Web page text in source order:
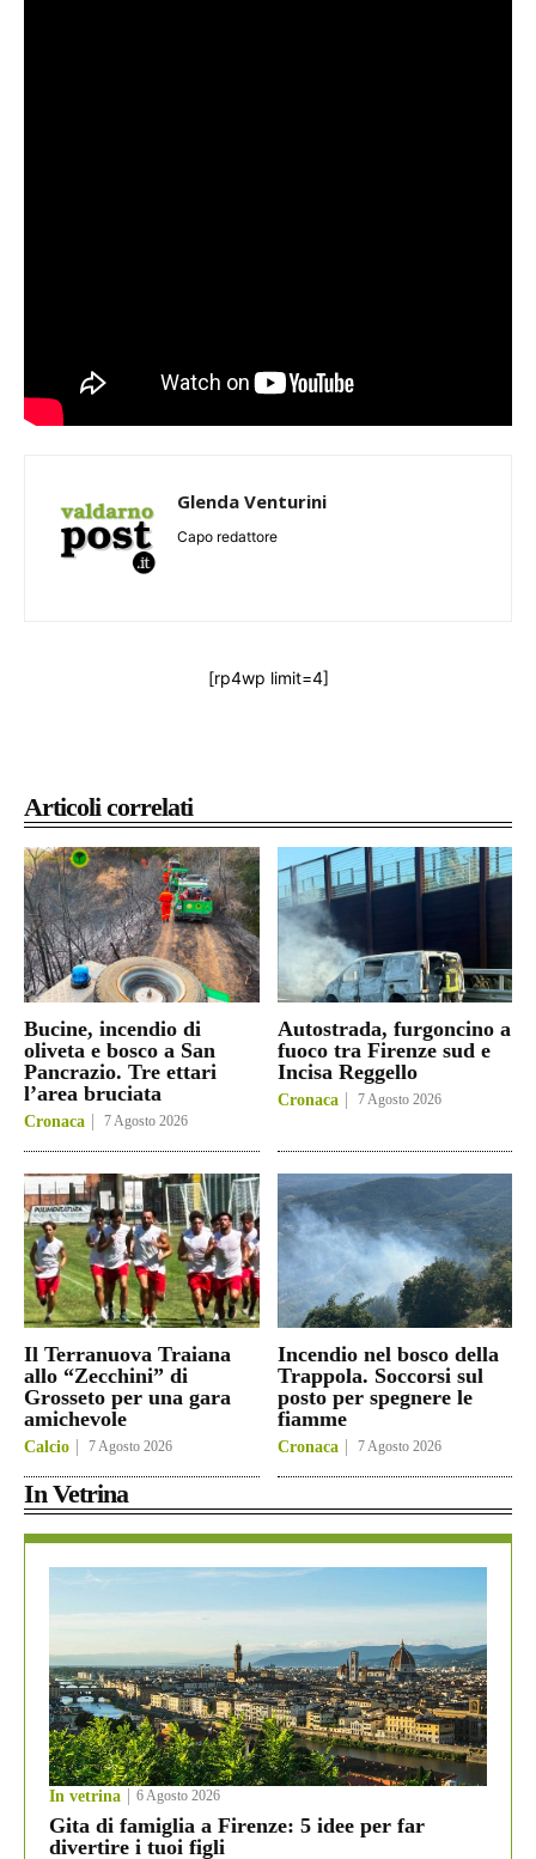
Articoli correlati
Bucine, incendio di
oliveta e bosco a San
Pancrazio. Tre ettari
l’area bruciata
Cronaca 7 Agosto 2026
Autostrada, furgoncino a
fuoco tra Firenze sud e
Incisa Reggello
Cronaca 7 Agosto 2026
Il Terranuova Traiana
allo “Zecchini” di
Grosseto per una gara
amichevole
Calcio 7 Agosto 2026
Incendio nel bosco della
Trappola. Soccorsi sul
posto per spegnere le
fiamme
Cronaca 7 Agosto 2026
In Vetrina
In vetrina 6 Agosto 2026
Gita di famiglia a Firenze: 5 idee per far
divertire i tuoi figli
Glenda Venturini
Capo redattore
[rp4wp limit=4]